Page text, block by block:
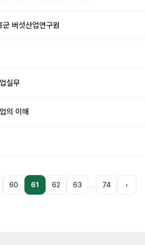
버섯산업연구원
실무
의 이해
60 61 62 63 … 74 ›